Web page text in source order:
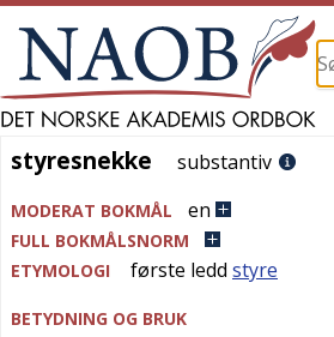
styresnekke
styresnekke substantiv
MODERAT BOKMÅL en
FULL BOKMÅLSNORM
ETYMOLOGI
første ledd styre
BETYDNING OG BRUK